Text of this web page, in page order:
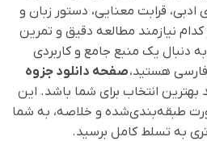
ادبی، قرابت معنایی، دستور زبان و
نیازمند مطالعه دقیق و تمرین
دنبال یک منبع جامع و کاربردی
فارسی هستید،صفحه دانلود جزوه
بهترین انتخاب برای شما باشد. این
طبقه‌بندی‌شده و خلاصه، به شما
به تسلط کامل برسید.